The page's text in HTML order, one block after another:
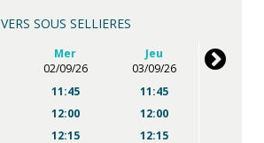
VERS SOUS SELLIERES
Mer
02/09/26
Jeu
03/09/26
11:45
12:00
12:15
11:45
12:00
12:15